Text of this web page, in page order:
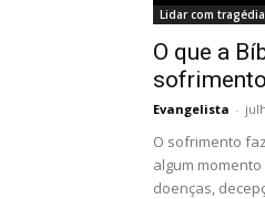
Lidar com
O que a
Evangelista -
O sofrimento
algum
doenças,